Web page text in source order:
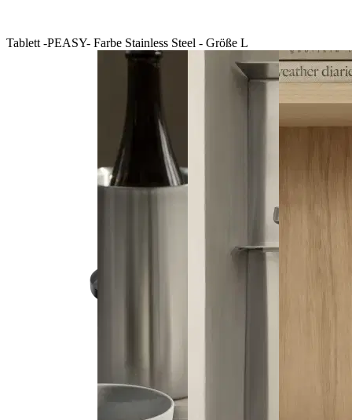
Tablett -PEASY- Farbe Stainless Steel - Größe L